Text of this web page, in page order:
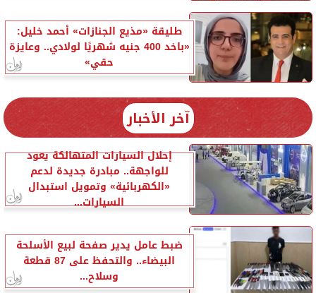
طليقة «مذيع الجنازات» أحمد خليل:
«باخد 400 جنيه شهريًا لولادي.. وعايزة
حقي»
آخر الأخبار
إحلال السيارات المتهالكة يعود
للواجهة.. مبادرة جديدة لدعم
«الكهربائية» وتمويل استبدال
السيارات...
ضبط عامل يدير صفحة لبيع الأسلحة
البيضاء.. والتحفظ على 87 قطعة
وسلاح...